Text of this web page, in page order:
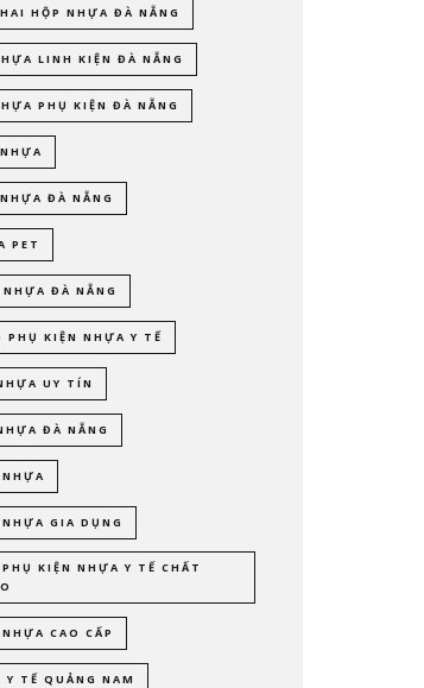
HỘP NHỰA ĐÀ NẴNG
LINH KIỆN ĐÀ NẴNG
PHỤ KIỆN ĐÀ NẴNG
ĐÀ NẴNG
PET
NHỰA ĐÀ NẴNG
PHỤ KIỆN NHỰA Y TẾ
UY TÍN
ĐÀ NẴNG
GIA DỤNG
KIỆN NHỰA Y TẾ CHẤT
CAO CẤP
Y TẾ QUẢNG NAM